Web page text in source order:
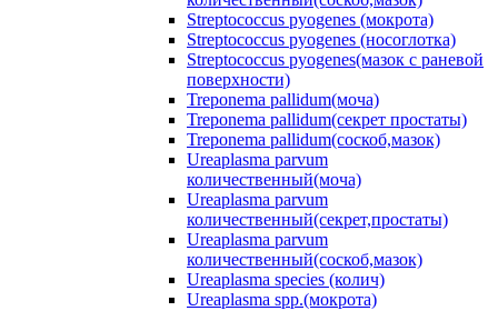
Streptococcus pyogenes (мокрота)
Streptococcus pyogenes (носоглотка)
Streptococcus pyogenes(мазок с раневой
поверхности)
Treponema pallidum(моча)
Treponema pallidum(секрет простаты)
Treponema pallidum(соскоб,мазок)
Ureaplasma parvum
количественный(моча)
Ureaplasma parvum
количественный(секрет,простаты)
Ureaplasma parvum
количественный(соскоб,мазок)
Ureaplasma species (колич)
Ureaplasma spp.(мокрота)